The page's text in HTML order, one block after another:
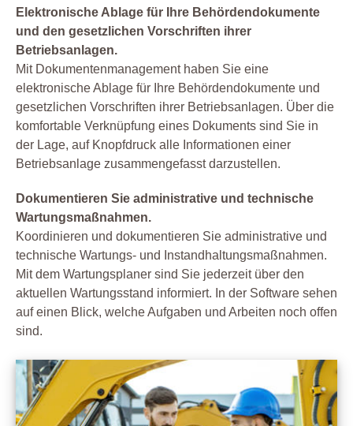
Elektronische Ablage für Ihre Behördendokumente
und den gesetzlichen Vorschriften ihrer
Betriebsanlagen.
Mit Dokumentenmanagement haben Sie eine
elektronische Ablage für Ihre Behördendokumente und
gesetzlichen Vorschriften ihrer Betriebsanlagen. Über die
komfortable Verknüpfung eines Dokuments sind Sie in
der Lage, auf Knopfdruck alle Informationen einer
Betriebsanlage zusammengefasst darzustellen.
Dokumentieren Sie administrative und technische
Wartungsmaßnahmen.
Koordinieren und dokumentieren Sie administrative und
technische Wartungs- und Instandhaltungsmaßnahmen.
Mit dem Wartungsplaner sind Sie jederzeit über den
aktuellen Wartungsstand informiert. In der Software sehen
auf einen Blick, welche Aufgaben und Arbeiten noch offen
sind.